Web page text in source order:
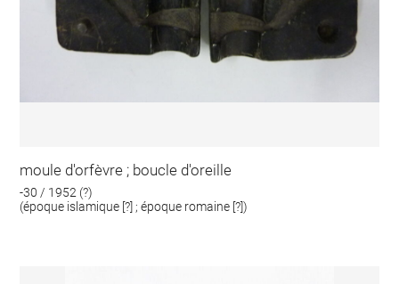
moule d'orfèvre ; boucle d'oreille
-30 / 1952 (?)
(époque islamique [?] ; époque romaine [?])